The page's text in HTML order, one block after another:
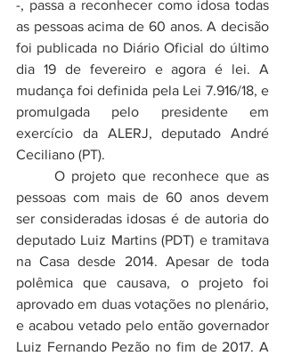
-, passa a reconhecer como idosa todas
as pessoas acima de 60 anos. A decisão
foi publicada no Diário Oficial do último
dia 19 de fevereiro e agora é lei. A
mudança foi definida pela Lei 7.916/18, e
promulgada pelo presidente em
exercício da ALERJ, deputado André
Ceciliano (PT).
pessoas com mais de 60 anos devem
ser consideradas idosas é de autoria do
deputado Luiz Martins (PDT) e tramitava
na Casa desde 2014. Apesar de toda
polêmica que causava, o projeto foi
aprovado em duas votações no plenário,
e acabou vetado pelo então governador
Luiz Fernando Pezão no fim de 2017. A